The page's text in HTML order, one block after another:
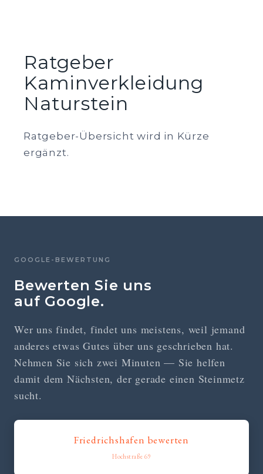
Ratgeber
Kaminverkleidung
Naturstein
Ratgeber-Übersicht wird in Kürze
ergänzt.
GOOGLE-BEWERTUNG
Bewerten Sie uns
auf Google.
Wer uns findet, findet uns meistens, weil jemand
anderes etwas Gutes über uns geschrieben hat.
Nehmen Sie sich zwei Minuten — Sie helfen
damit dem Nächsten, der gerade einen Steinmetz
sucht.
Friedrichshafen bewerten
Hochstraße 69